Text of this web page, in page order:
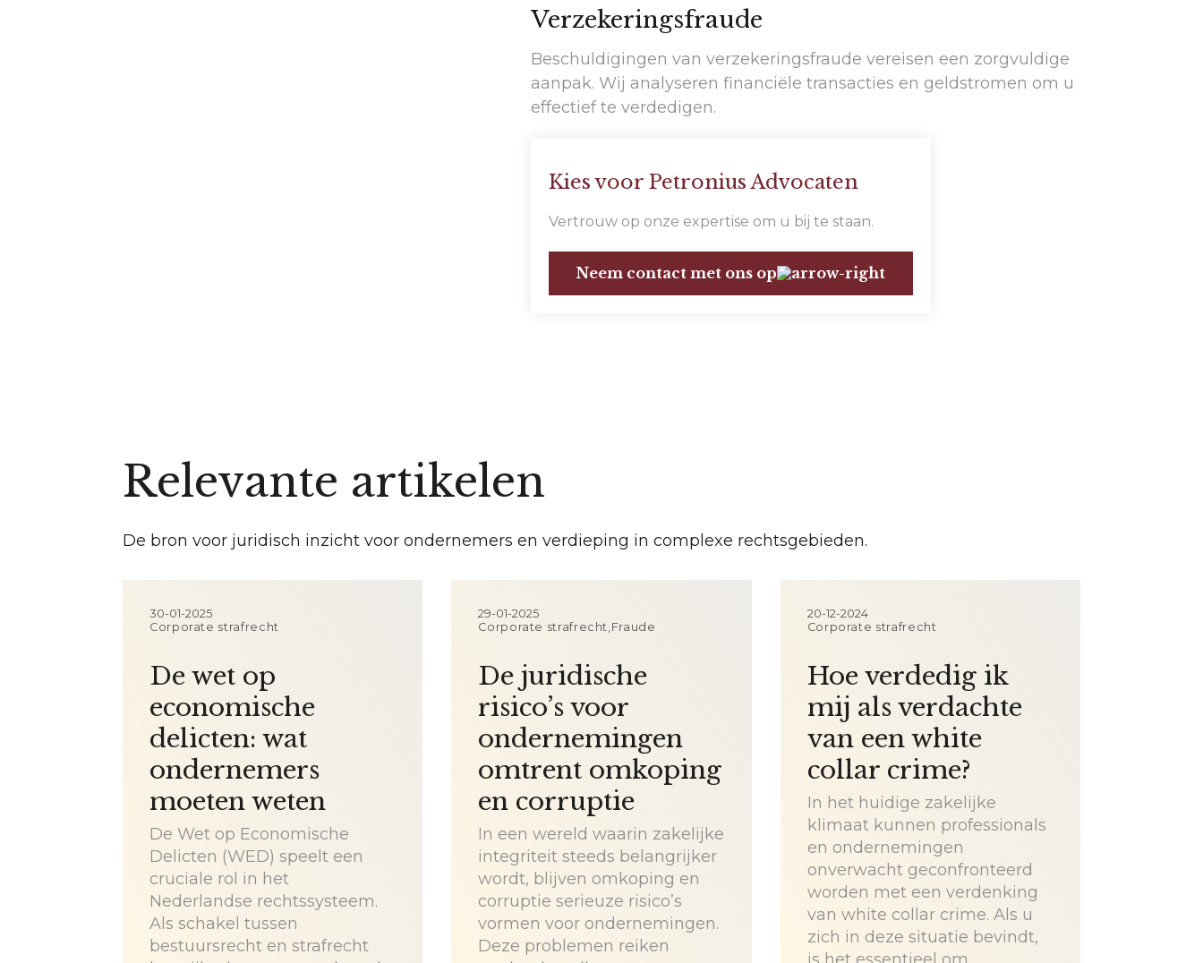
Verzekeringsfraude
Beschuldigingen van verzekeringsfraude vereisen een zorgvuldige
aanpak. Wij analyseren financiële transacties en geldstromen om u
effectief te verdedigen.
Kies voor Petronius Advocaten
Vertrouw op onze expertise om u bij te staan.
Neem contact met ons op
Relevante artikelen
De bron voor juridisch inzicht voor ondernemers en verdieping in complexe rechtsgebieden.
Corporate strafrecht
30-01-2025
De wet op
economische
delicten: wat
ondernemers
moeten weten
De Wet op Economische
Delicten (WED) speelt een
cruciale rol in het
Nederlandse rechtssysteem.
Als schakel tussen
bestuursrecht en strafrecht
Corporate strafrecht,Fraude
29-01-2025
De juridische
risico’s voor
ondernemingen
omtrent omkoping
en corruptie
In een wereld waarin zakelijke
integriteit steeds belangrijker
wordt, blijven omkoping en
corruptie serieuze risico’s
vormen voor ondernemingen.
Deze problemen reiken
Corporate strafrecht
20-12-2024
Hoe verdedig ik
mij als verdachte
van een white
collar crime?
In het huidige zakelijke
klimaat kunnen professionals
en ondernemingen
onverwacht geconfronteerd
worden met een verdenking
van white collar crime. Als u
zich in deze situatie bevindt,